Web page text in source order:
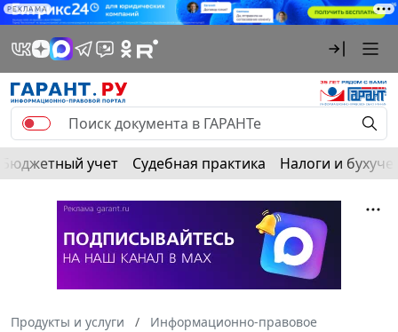
РЕКЛАМА
Бюджетный учет Судебная практика Налоги и
Продукты и услуги
Информационно-правовое